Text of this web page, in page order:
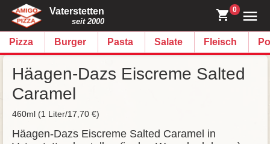
Vaterstetten
seit 2000
0
Pizza Burger Pasta Salate Fleisch
Häagen-Dazs Eiscreme Salted
Caramel
460ml (1 Liter/17,70 €)
Häagen-Dazs Eiscreme Salted Caramel in